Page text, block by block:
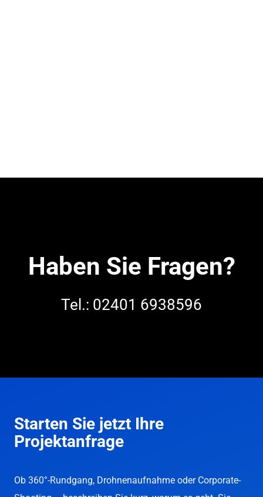
Haben Sie Fragen?
Tel.: 02401 6938596
Starten Sie jetzt Ihre
Projektanfrage
Ob 360°-Rundgang, Drohnenaufnahme oder Corporate-